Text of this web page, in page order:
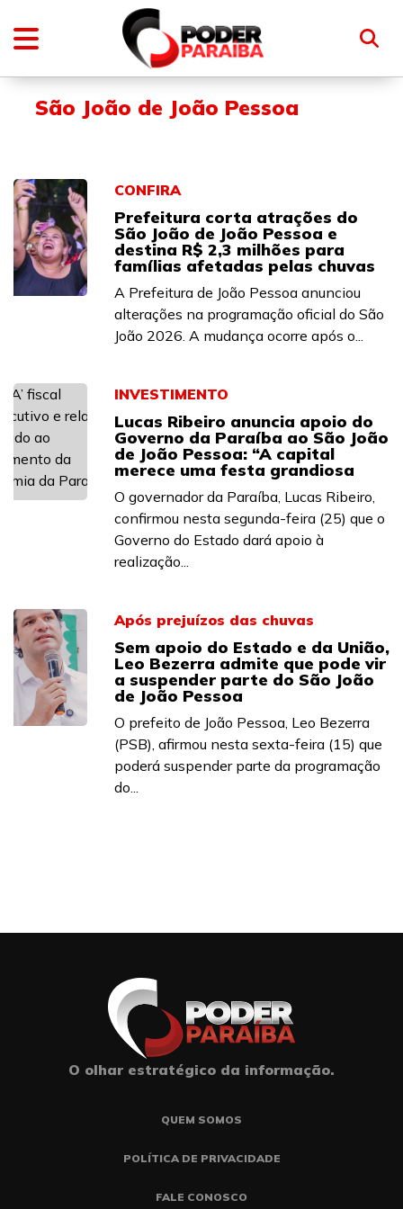
São João de João Pessoa
CONFIRA
Prefeitura corta atrações do
São João de João Pessoa e
destina R$ 2,3 milhões para
famílias afetadas pelas chuvas
A Prefeitura de João Pessoa anunciou
alterações na programação oficial do São
João 2026. A mudança ocorre após o...
INVESTIMENTO
Lucas Ribeiro anuncia apoio do
Governo da Paraíba ao São João
de João Pessoa: “A capital
merece uma festa grandiosa
O governador da Paraíba, Lucas Ribeiro,
confirmou nesta segunda-feira (25) que o
Governo do Estado dará apoio à
realização...
Após prejuízos das chuvas
Sem apoio do Estado e da União,
Leo Bezerra admite que pode vir
a suspender parte do São João
de João Pessoa
O prefeito de João Pessoa, Leo Bezerra
(PSB), afirmou nesta sexta-feira (15) que
poderá suspender parte da programação
do...
O olhar estratégico da informação.
QUEM SOMOS
POLÍTICA DE PRIVACIDADE
FALE CONOSCO